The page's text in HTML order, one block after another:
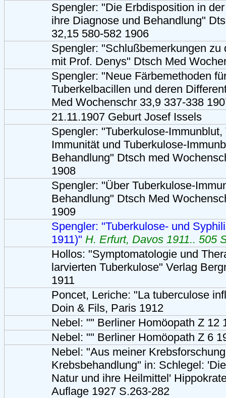
Spengler: "Die Erbdisposition in
ihre Diagnose und Behandlung"
32,15 580-582 1906
Spengler: "Schlußbemerkungen zu
mit Prof. Denys" Dtsch Med
Spengler: "Neue Färbemethoden
Tuberkelbacillen und deren
Med Wochenschr 33,9 337-338
21.11.1907 Geburt Josef Issels
Spengler: "Tuberkulose-Immunblut,
Immunität und Tuberkulose-
Behandlung" Dtsch med
1908
Spengler: "Über Tuberkulose-
Behandlung" Dtsch Med
1909
Spengler: "Tuberkulose- und
1911)" H. Erfurt, Davos 1911.. 505
Hollos: "Symptomatologie und
larvierten Tuberkulose" Verlag
1911
Poncet, Leriche: "La tuberculose
Doin & Fils, Paris 1912
Nebel: "" Berliner Homöopath Z 12
Nebel: "" Berliner Homöopath Z 6
Nebel: "Aus meiner
Krebsbehandlung" in: Schlegel:
Natur und ihre Heilmittel'
Auflage 1927 S.263-282